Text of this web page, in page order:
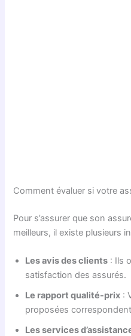
Comment évaluer si votre
Pour s’assurer que son
meilleurs, il existe plusieurs
Les avis des clients : Ils
satisfaction des assurés.
Le rapport qualité-prix :
proposées
Les services